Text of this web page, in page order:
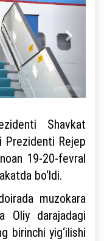
Shavkat
Prezidenti Rejep
19-20-fevral
bo‘ldi.
muzokara
Oliy darajadagi
birinchi yig‘ilishi